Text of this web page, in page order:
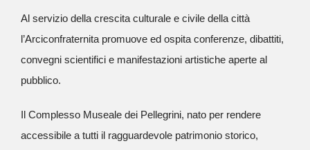
Al servizio della crescita culturale e civile della città
l’Arciconfraternita promuove ed ospita conferenze, dibattiti,
convegni scientifici e manifestazioni artistiche aperte al
pubblico.
Il Complesso Museale dei Pellegrini, nato per rendere
accessibile a tutti il ragguardevole patrimonio storico,